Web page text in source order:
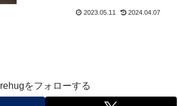
2023.05.11 2024.04.07
rehugをフォローする